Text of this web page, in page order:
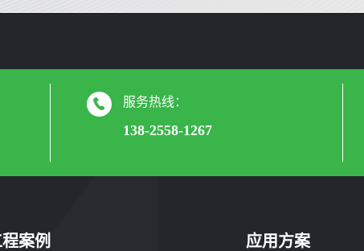
服务热线：
138-2558-1267
案例 应用方案